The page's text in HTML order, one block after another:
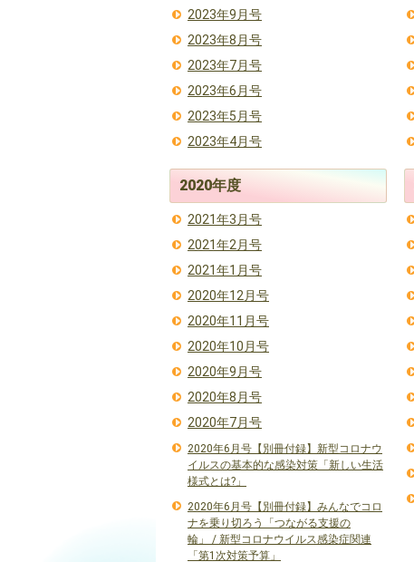
2023年9月号
2023年8月号
2023年7月号
2023年6月号
2023年5月号
2023年4月号
2020年度
2021年3月号
2021年2月号
2021年1月号
2020年12月号
2020年11月号
2020年10月号
2020年9月号
2020年8月号
2020年7月号
2020年6月号【別冊付録】新型コロナウ
イルスの基本的な感染対策「新しい生活
様式とは?」
2020年6月号【別冊付録】みんなでコロ
ナを乗り切ろう「つながる支援の
輪」 / 新型コロナウイルス感染症関連
「第1次対策予算」